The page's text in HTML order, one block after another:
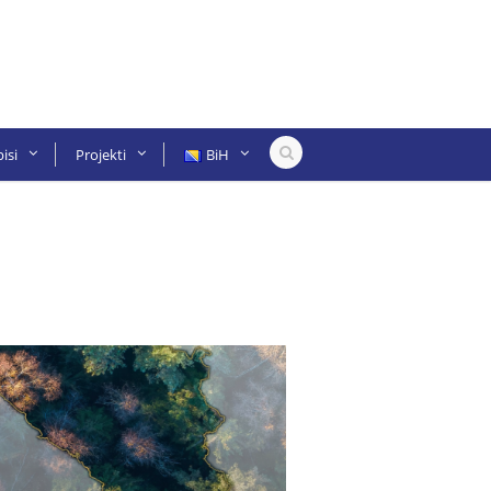
Projekti BiH